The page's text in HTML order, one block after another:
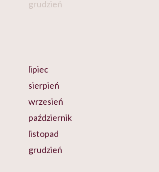
grudzień
lipiec
sierpień
wrzesień
październik
listopad
grudzień